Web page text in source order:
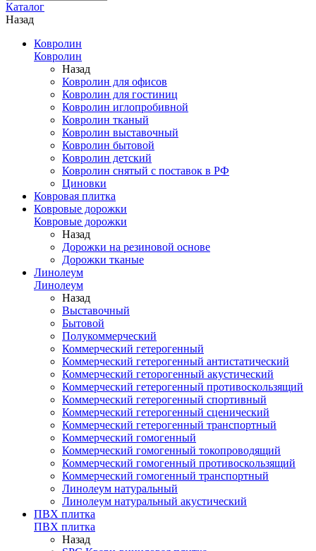
Каталог
Назад
Ковролин
Ковролин
Назад
Ковролин для офисов
Ковролин для гостиниц
Ковролин иглопробивной
Ковролин тканый
Ковролин выставочный
Ковролин бытовой
Ковролин детский
Ковролин снятый с поставок в РФ
Циновки
Ковровая плитка
Ковровые дорожки
Ковровые дорожки
Назад
Дорожки на резиновой основе
Дорожки тканые
Линолеум
Линолеум
Назад
Выставочный
Бытовой
Полукоммерческий
Коммерческий гетерогенный
Коммерческий гетерогенный антистатический
Коммерческий геторогенный акустический
Коммерческий гетерогенный противоскользящий
Коммерческий гетерогенный спортивный
Коммерческий гетерогенный сценический
Коммерческий гетерогенный транспортный
Коммерческий гомогенный
Коммерческий гомогенный токопроводящий
Коммерческий гомогенный противоскользящий
Коммерческий гомогенный транспортный
Линолеум натуральный
Линолеум натуральный акустический
ПВХ плитка
ПВХ плитка
Назад